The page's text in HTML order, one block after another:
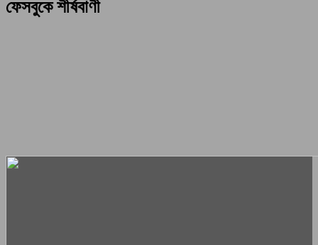
ফেসবুকে শীর্ষবাণী